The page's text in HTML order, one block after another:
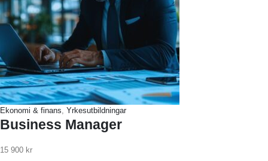
Ekonomi & finans, Yrkesutbildningar
Business Manager
15 900 kr